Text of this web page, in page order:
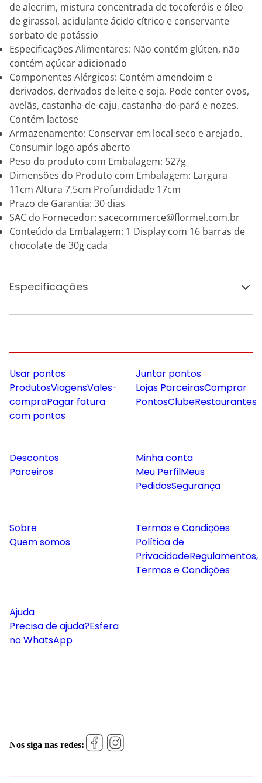
de alecrim, mistura concentrada de tocoferóis e óleo
de girassol, acidulante ácido cítrico e conservante
sorbato de potássio
Especificações Alimentares: Não contém glúten, não
contém açúcar adicionado
Componentes Alérgicos: Contém amendoim e
derivados, derivados de leite e soja. Pode conter ovos,
avelãs, castanha-de-caju, castanha-do-pará e nozes.
Contém lactose
Armazenamento: Conservar em local seco e arejado.
Consumir logo após aberto
Peso do produto com Embalagem: 527g
Dimensões do Produto com Embalagem: Largura
11cm Altura 7,5cm Profundidade 17cm
Prazo de Garantia: 30 dias
SAC do Fornecedor: sacecommerce@flormel.com.br
Conteúdo da Embalagem: 1 Display com 16 barras de
chocolate de 30g cada
Especificações
Usar pontos
ProdutosViagensVales-
compraPagar fatura
com pontos
Juntar pontos
Lojas ParceirasComprar
PontosClubeRestaurantes
Descontos
Parceiros
Minha conta
Meu PerfilMeus
PedidosSegurança
Sobre
Quem somos
Termos e Condições
Política de
PrivacidadeRegulamentos,
Termos e Condições
Ajuda
Precisa de ajuda?Esfera
no WhatsApp
Nos siga nas redes: